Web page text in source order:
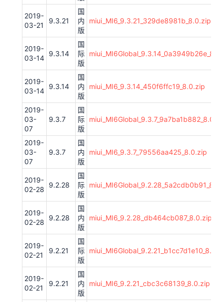
2019-
03-21
9.3.21
国
内
版
miui_MI6_9.3.21_329de8981b_8.0.zip
2019-
03-14
9.3.14
国
际
版
2019-
03-14
9.3.14
国
内
版
miui_MI6_9.3.14_450f6ffc19_8.0.zip
2019-
03-
07
9.3.7
国
际
版
2019-
03-
07
9.3.7
国
内
版
miui_MI6_9.3.7_79556aa425_8.0.zip
2019-
02-28
9.2.28
国
际
版
2019-
02-28
9.2.28
国
内
版
miui_MI6_9.2.28_db464cb087_8.0.zip
2019-
02-21
9.2.21
国
际
版
2019-
02-21
9.2.21
国
内
版
miui_MI6_9.2.21_cbc3c68139_8.0.zip